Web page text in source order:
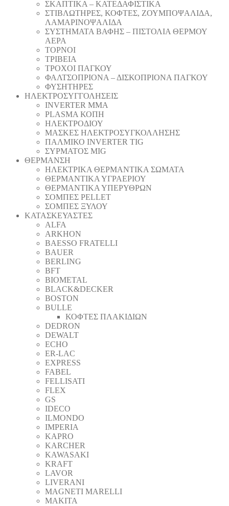
ΣΚΑΠΤΙΚΑ – ΚΑΤΕΔΑΦΙΣΤΙΚΑ
ΣΤΙΒΛΩΤΗΡΕΣ, ΚΟΦΤΕΣ, ΖΟΥΜΠΟΨΑΛΙΔΑ,
ΛΑΜΑΡΙΝΟΨΑΛΙΔΑ
ΣΥΣΤΗΜΑΤΑ ΒΑΦΗΣ – ΠΙΣΤΟΛΙΑ ΘΕΡΜΟΥ
ΑΕΡΑ
ΤΟΡΝΟΙ
ΤΡΙΒΕΙΑ
ΤΡΟΧΟΙ ΠΑΓΚΟΥ
ΦΑΛΤΣΟΠΡΙΟΝΑ – ΔΙΣΚΟΠΡΙΟΝΑ ΠΑΓΚΟΥ
ΦΥΣΗΤΗΡΕΣ
ΗΛΕΚΤΡΟΣΥΓΓΟΛΗΣΕΙΣ
INVERTER MMA
PLASMA ΚΟΠΗ
ΗΛΕΚΤΡΟΔΙΟΥ
ΜΑΣΚΕΣ ΗΛΕΚΤΡΟΣΥΓΚΟΛΛΗΣΗΣ
ΠΑΛΜΙΚΟ INVERTER TIG
ΣΥΡΜΑΤΟΣ MIG
ΘΕΡΜΑΝΣΗ
ΗΛΕΚΤΡΙΚΑ ΘΕΡΜΑΝΤΙΚΑ ΣΩΜΑΤΑ
ΘΕΡΜΑΝΤΙΚΑ ΥΓΡΑΕΡΙΟΥ
ΘΕΡΜΑΝΤΙΚΑ ΥΠΕΡΥΘΡΩΝ
ΣΟΜΠΕΣ PELLET
ΣΟΜΠΕΣ ΞΥΛΟΥ
ΚΑΤΑΣΚΕΥΑΣΤΕΣ
ALFA
ARKHON
BAESSO FRATELLI
BAUER
BERLING
BFT
BIOMETAL
BLACK&DECKER
BOSTON
BULLE
ΚΟΦΤΕΣ ΠΛΑΚΙΔΙΩΝ
DEDRON
DEWALT
ECHO
ER-LAC
EXPRESS
FABEL
FELLISATI
FLEX
GS
IDECO
ILMONDO
IMPERIA
KAPRO
KARCHER
KAWASAKI
KRAFT
LAVOR
LIVERANI
MAGNETI MARELLI
MAKITA